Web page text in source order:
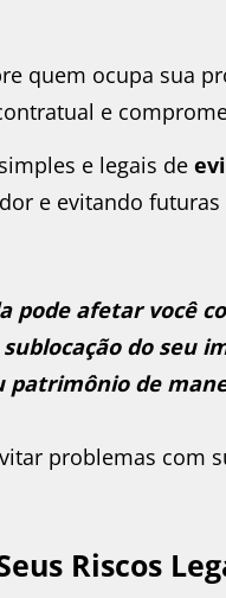
quem ocupa sua
e
e legais de
e evitando
pode afetar você
do seu
patrimônio de
problemas com
Riscos